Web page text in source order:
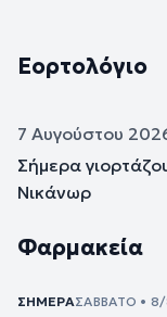
Εορτολόγιο
7 Αυγούστου
Σήμερα
Νικάνωρ
Φαρμακεία
ΣΉΜΕΡΑΣΆΒΒΑΤΟ •